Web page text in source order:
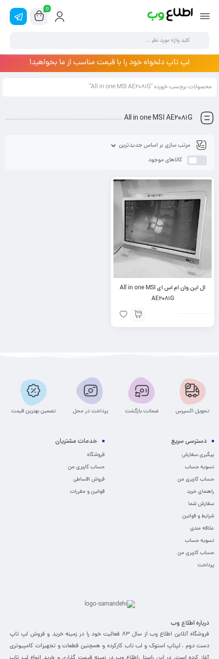
0
لپ تاپ دلخواه خود را با قیمت مناسب از ما بخواهید!
محصولات برچسب خورده “All in one MSI AE2081G”
All in one MSI AE2081G
کالاهای موجود
ال این وان ام اس ای All in one MSI
AE2081G
تحویل اکسپرس ضمانت بازگشت پرداخت در محل تضمین بهترین قیمت
دسترسی سریع
پیگیری سفارش
تسویه حساب
حساب کاربری من
راهنمای خرید
سفارش شما
شرایط و قوانین
علاقه مندی
تسویه حساب
حساب کاربری من
پرداخت
خدمات مشتریان
فروشگاه
حساب کاربری من
فروش اقساطی
قوانین و مقررات
درباره اطلاع وب
فروشگاه آنلاین اطلاع وب از سال 83 فعالیت خود را در زمینه خرید و فروش لپ تاپ
دست دوم ، لپتاپ استوک و لب تاب کارکرده و همچنین قطعات و تجهیزات کامپیوتری